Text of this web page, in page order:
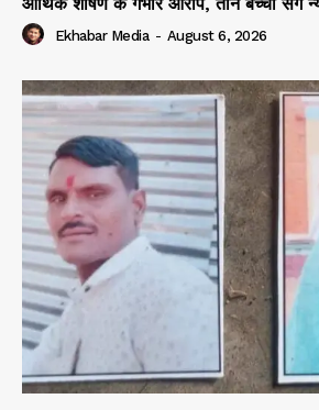
Ekhabar Media - August 6, 2026